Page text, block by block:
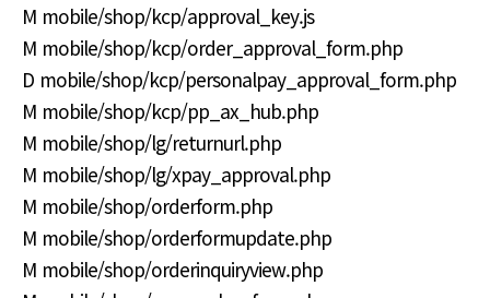
M mobile/shop/kcp/approval_key.js
M mobile/shop/kcp/order_approval_form.php
D mobile/shop/kcp/personalpay_approval_form.php
M mobile/shop/kcp/pp_ax_hub.php
M mobile/shop/lg/returnurl.php
M mobile/shop/lg/xpay_approval.php
M mobile/shop/orderform.php
M mobile/shop/orderformupdate.php
M mobile/shop/orderinquiryview.php